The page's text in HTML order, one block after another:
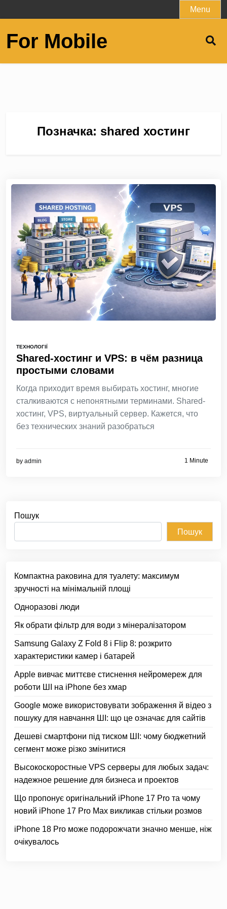
to
Menu
For Mobile
Позначка: shared хостинг
ТЕХНОЛОГІЇ
Shared-хостинг и VPS: в чём разница
простыми словами
Когда приходит время выбирать хостинг, многие
сталкиваются с непонятными терминами. Shared-
хостинг, VPS, виртуальный сервер. Кажется, что
без технических знаний разобраться
by admin 1 Minute
Пошук
Пошук
Компактна раковина для туалету: максимум
зручності на мінімальній площі
Одноразові люди
Як обрати фільтр для води з мінералізатором
Samsung Galaxy Z Fold 8 і Flip 8: розкрито
характеристики камер і батарей
Apple вивчає миттєве стиснення нейромереж для
роботи ШІ на iPhone без хмар
Google може використовувати зображення й відео з
пошуку для навчання ШІ: що це означає для сайтів
Дешеві смартфони під тиском ШІ: чому бюджетний
сегмент може різко змінитися
Высокоскоростные VPS серверы для любых задач:
надежное решение для бизнеса и проектов
Що пропонує оригінальний iPhone 17 Pro та чому
новий iPhone 17 Pro Max викликав стільки розмов
iPhone 18 Pro може подорожчати значно менше, ніж
очікувалось